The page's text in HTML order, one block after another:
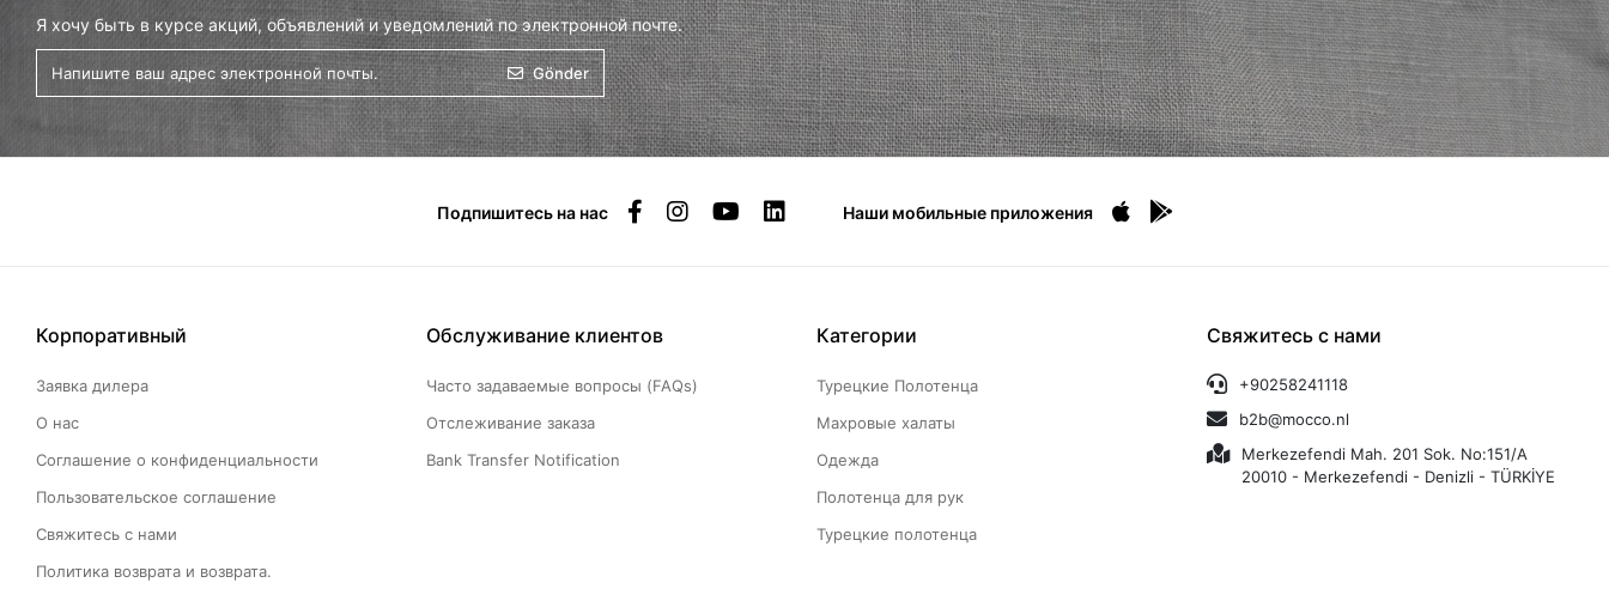
Я хочу быть в курсе акций, объявлений и уведомлений по электронной почте.
Gönder
Подпишитесь на нас Наши мобильные приложения
Корпоративный
Заявка дилера
О нас
Соглашение о конфиденциальности
Пользовательское соглашение
Свяжитесь с нами
Политика возврата и возврата.
Обслуживание клиентов
Часто задаваемые вопросы (FAQs)
Отслеживание заказа
Bank Transfer Notification
Категории
Турецкие Полотенца
Махровые халаты
Одежда
Полотенца для рук
Турецкие полотенца
Свяжитесь с нами
+90258241118
b2b@mocco.nl
Merkezefendi Mah. 201 Sok. No:151/A
20010 - Merkezefendi - Denizli - TÜRKİYE